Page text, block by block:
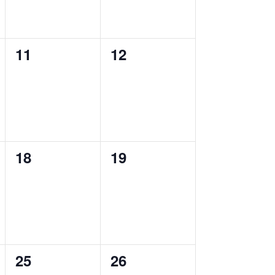
0
11
0
12
0
18
0
19
0
25
0
26